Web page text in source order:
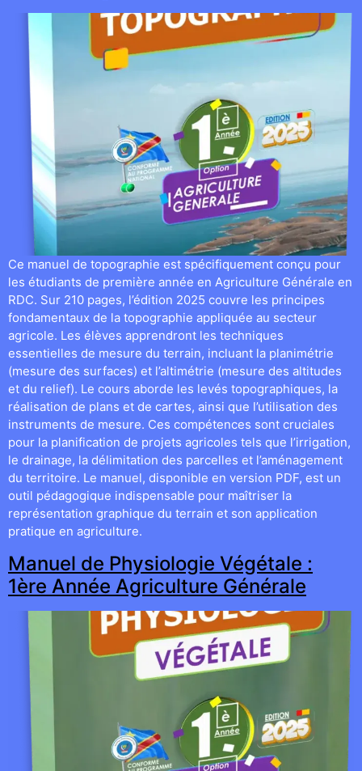
Ce manuel de topographie est spécifiquement conçu pour
les étudiants de première année en Agriculture Générale en
RDC. Sur 210 pages, l’édition 2025 couvre les principes
fondamentaux de la topographie appliquée au secteur
agricole. Les élèves apprendront les techniques
essentielles de mesure du terrain, incluant la planimétrie
(mesure des surfaces) et l’altimétrie (mesure des altitudes
et du relief). Le cours aborde les levés topographiques, la
réalisation de plans et de cartes, ainsi que l’utilisation des
instruments de mesure. Ces compétences sont cruciales
pour la planification de projets agricoles tels que l’irrigation,
le drainage, la délimitation des parcelles et l’aménagement
du territoire. Le manuel, disponible en version PDF, est un
outil pédagogique indispensable pour maîtriser la
représentation graphique du terrain et son application
pratique en agriculture.
Manuel de Physiologie Végétale :
1ère Année Agriculture Générale